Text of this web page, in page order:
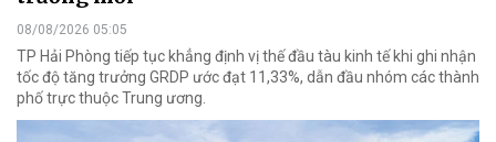
08/08/2026 05:05
TP Hải Phòng tiếp tục khẳng định vị thế đầu tàu kinh tế khi ghi nhận
tốc độ tăng trưởng GRDP ước đạt 11,33%, dẫn đầu nhóm các thành
phố trực thuộc Trung ương.